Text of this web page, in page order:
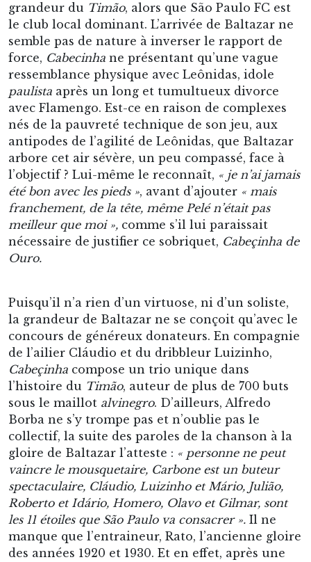
grandeur du Timão, alors que São Paulo FC est
le club local dominant. L’arrivée de Baltazar ne
semble pas de nature à inverser le rapport de
force, Cabecinha ne présentant qu’une vague
ressemblance physique avec Leônidas, idole
paulista après un long et tumultueux divorce
avec Flamengo. Est-ce en raison de complexes
nés de la pauvreté technique de son jeu, aux
antipodes de l’agilité de Leônidas, que Baltazar
arbore cet air sévère, un peu compassé, face à
l’objectif ? Lui-même le reconnaît, « je n’ai jamais
été bon avec les pieds », avant d’ajouter « mais
franchement, de la tête, même Pelé n’était pas
meilleur que moi », comme s’il lui paraissait
nécessaire de justifier ce sobriquet, Cabeçinha de
Ouro.
Puisqu’il n’a rien d’un virtuose, ni d’un soliste,
la grandeur de Baltazar ne se conçoit qu’avec le
concours de généreux donateurs. En compagnie
de l’ailier Cláudio et du dribbleur Luizinho,
Cabeçinha compose un trio unique dans
l’histoire du Timão, auteur de plus de 700 buts
sous le maillot alvinegro. D’ailleurs, Alfredo
Borba ne s’y trompe pas et n’oublie pas le
collectif, la suite des paroles de la chanson à la
gloire de Baltazar l’atteste : « personne ne peut
vaincre le mousquetaire, Carbone est un buteur
spectaculaire, Cláudio, Luizinho et Mário, Julião,
Roberto et Idário, Homero, Olavo et Gilmar, sont
les 11 étoiles que São Paulo va consacrer ». Il ne
manque que l’entraineur, Rato, l’ancienne gloire
des années 1920 et 1930. Et en effet, après une